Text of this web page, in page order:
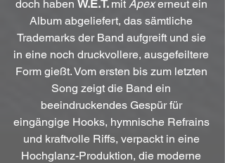
doch haben W.E.T. mit Apex erneut ein
Album abgeliefert, das sämtliche
Trademarks der Band aufgreift und sie
in eine noch druckvollere, ausgefeiltere
Form gießt. Vom ersten bis zum letzten
Song zeigt die Band ein
beeindruckendes Gespür für
eingängige Hooks, hymnische Refrains
und kraftvolle Riffs, verpackt in eine
Hochglanz-Produktion, die moderne